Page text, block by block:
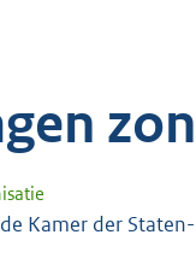
Kamer der